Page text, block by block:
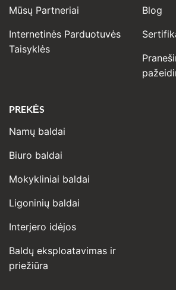
Mūsų Partneriai
Internetinės Parduotuvės
Taisyklės
Blog
PREKĖS
Namų baldai
Biuro baldai
Mokykliniai baldai
Ligoninių baldai
Interjero idėjos
Baldų eksploatavimas ir
priežiūra